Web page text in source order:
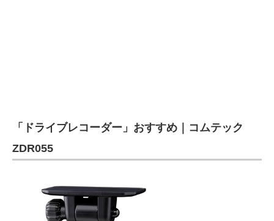
「ドライブレコーダー」おすすめ｜コムテック
ZDR055